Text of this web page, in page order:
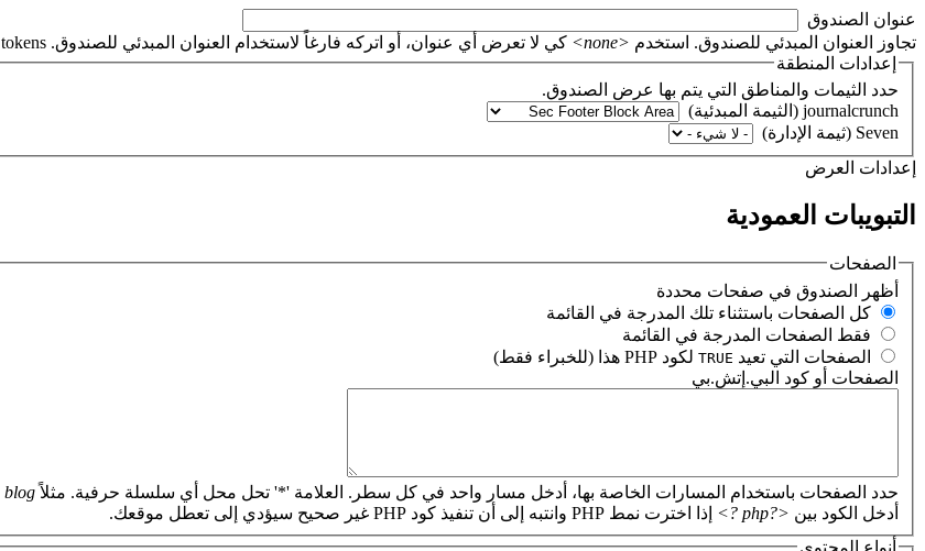
‏عنوان الصندوق ‏
تجاوز العنوان المبدئي للصندوق. استخدم <none>
كي لا تعرض أي عنوان، أو اتركه فارغاً لاستخدام العنوان المبدئي للصندوق. This field supports tokens.
إعدادات المنطقة
حدد الثيمات والمناطق التي يتم بها عرض الصندوق.
‏إعدادات العرض ‏
التبويبات العمودية
الصفحات
‏أظهر الصندوق في صفحات محددة ‏
‏كل الصفحات باستثناء تلك المدرجة في القائمة ‏
‏فقط الصفحات المدرجة في القائمة ‏
‏الصفحات التي تعيد TRUE لكود PHP هذا (للخبراء فقط) ‏
الصفحات أو كود البي.إتش.بي
حدد الصفحات باستخدام المسارات الخاصة بها، أدخل مسار واحد في كل سطر. العلامة '*' تحل محل أي سلسلة حرفية. مثلاًblog
أدخل الكود بين <?php ?>
إذا اخترت نمط PHP وانتبه إلى أن تنفيذ كود PHP غير صحيح سيؤدي إلى تعطل موقعك.
أنواع المحتوى